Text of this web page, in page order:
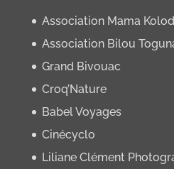
Association Mama
Association Bilou
Grand Bivouac
Croq’Nature
Babel Voyages
Cinécyclo
Liliane Clément